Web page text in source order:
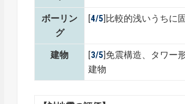
ボーリン
グ
[4/5]比較的浅いうちに
建物 [3/5]免震構造、タワー
建物